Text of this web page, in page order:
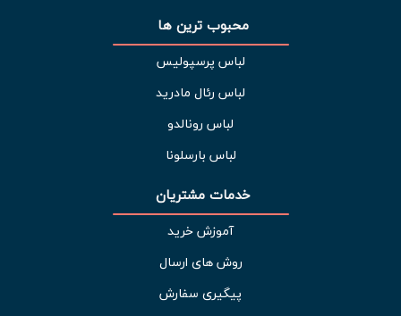
محبوب ترین ها
لباس پرسپولیس
لباس رئال مادرید
لباس رونالدو
لباس بارسلونا
خدمات مشتریان
آموزش خرید
روش های ارسال
پیگیری سفارش